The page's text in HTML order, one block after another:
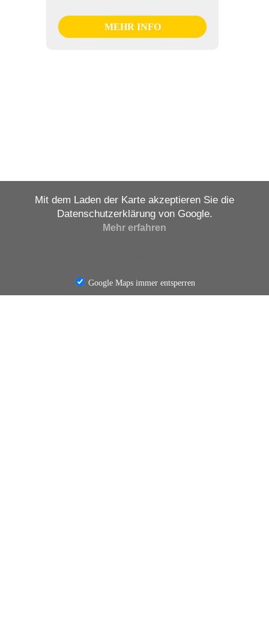
MEHR INFO
Mit dem Laden der Karte akzeptieren Sie die
Datenschutzerklärung von Google.
Mehr erfahren
Google Maps immer entsperren